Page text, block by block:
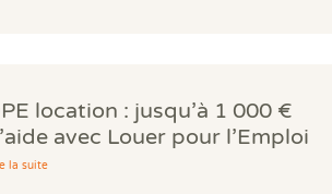
location : jusqu’à 1 000 €
avec Louer pour l’Emploi
la suite